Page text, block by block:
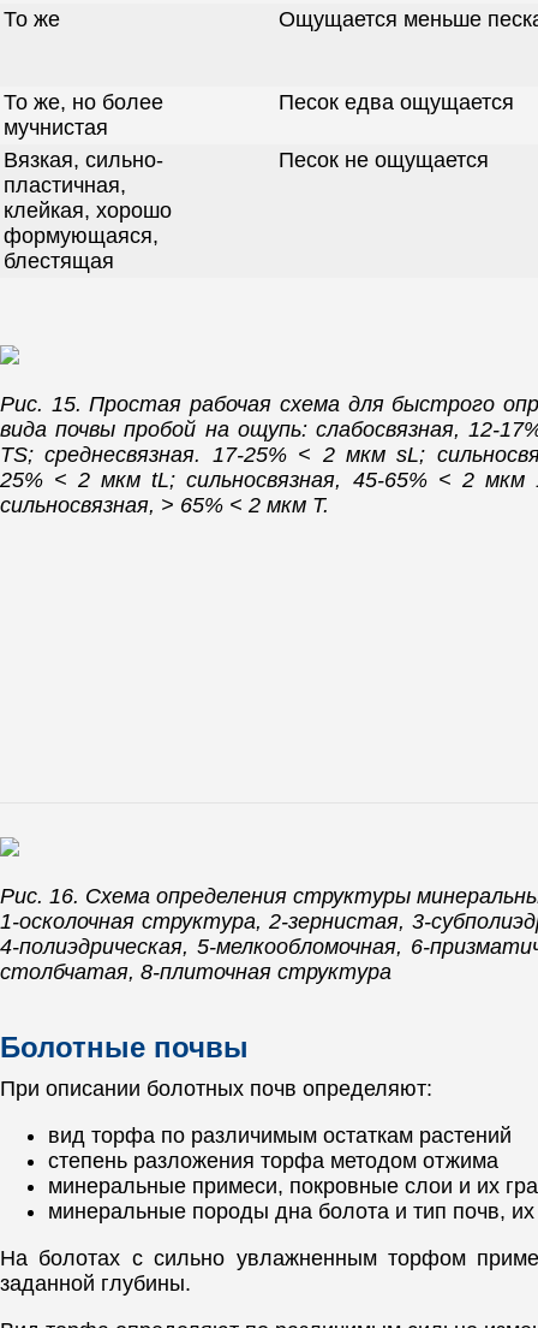
То же Ощущается меньше
То же, но более
мучнистая
Песок едва ощущается
Вязкая, сильно-
пластичная,
клейкая, хорошо
формующаяся,
блестящая
Песок не ощущается
Рис. 15. Простая рабочая схема для быстрого
вида почвы пробой на ощупь: слабосвязная, 12-
TS; среднесвязная. 17-25% < 2 мкм sL;
25% < 2 мкм tL; сильносвязная, 45-65% < 2 мкм
сильносвязная, > 65% < 2 мкм Т.
Рис. 16. Схема определения структуры
1-осколочная структура, 2-зернистая, 3-
4-полиэдрическая, 5-мелкообломочная, 6-
столбчатая, 8-плиточная структура
Болотные почвы
При описании болотных почв определяют:
вид торфа по различимым остаткам растений
степень разложения торфа методом отжима
минеральные примеси, покровные слои и их
минеральные породы дна болота и тип почв,
На болотах с сильно увлажненным торфом
заданной глубины.